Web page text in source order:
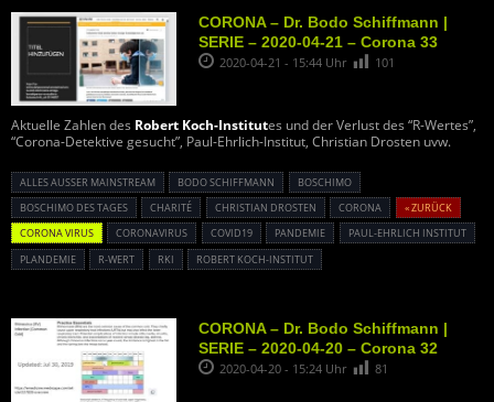
CORONA – Dr. Bodo Schiffmann |
SERIE – 2020-04-21 – Corona 33
2020-04-21 - 15:44 Uhr 101
Aktuelle Zahlen des Robert Koch-Institutes und der Verlust des “R-Wertes”,
“Corona-Detektive gesucht”, Paul-Ehrlich-Institut, Christian Drosten uvw.
ALLES AUSSER MAINSTREAM BODO SCHIFFMANN
BOSCHIMO
BOSCHIMO DES TAGES
CHARITÉ CHRISTIAN DROSTEN CORONA
« ZURÜCK
CORONA VIRUS
CORONAVIRUS COVID19 PANDEMIE
PAUL-EHRLICH INSTITUT
PLANDEMIE
R-WERT RKI ROBERT KOCH-INSTITUT
CORONA – Dr. Bodo Schiffmann |
SERIE – 2020-04-20 – Corona 32
2020-04-20 - 15:24 Uhr 81